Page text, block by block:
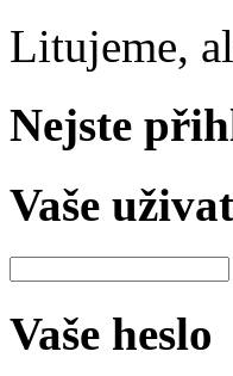
Litujeme,
Nejste
Vaše
Vaše heslo